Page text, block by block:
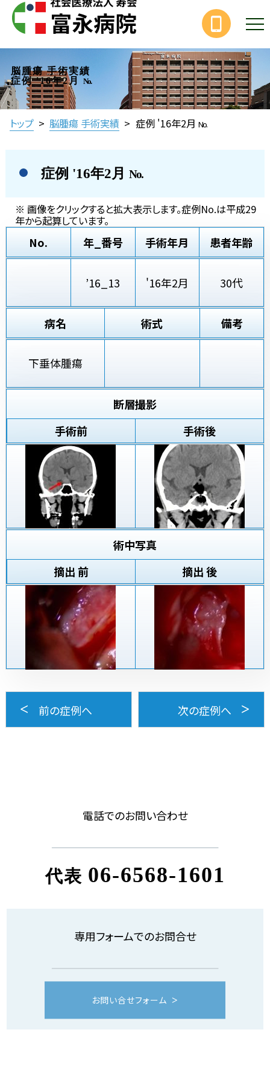
脳腫瘍 手術実績
症例 '16年2月
No.
トップ > 脳腫瘍 手術実績 > 症例 '16年2月 No.
症例 '16年2月 No.
※ 画像をクリックすると拡大表示します。症例No.は平成29
年から起算しています。
No. 年_番号 手術年月 患者年齢
’16_13 '16年2月 30代
病名 術式 備考
下垂体腫瘍
断層撮影
手術前
手術後
術中写真
摘出 前
摘出 後
前の症例へ 次の症例へ
電話でのお問い合わせ
代表 06-6568-1601
専用フォームでのお問合せ
お問い合せフォーム